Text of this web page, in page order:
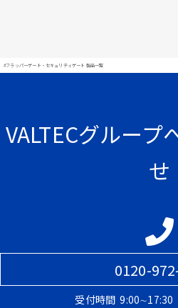
#フラッパーゲート・セキュリティゲート 製品一覧
VALTECグループ
せ
0120-
受付時間 9:00∼17:30